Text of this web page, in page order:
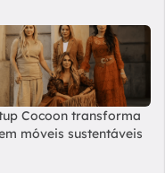
Cocoon transforma
móveis sustentáveis